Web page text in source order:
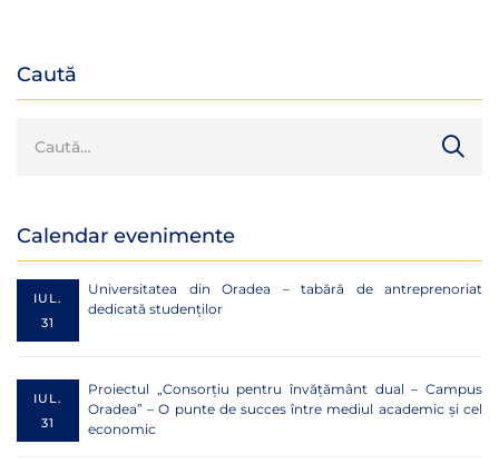
Științe Penale
Caută
Calendar evenimente
IUL.
31
Universitatea din Oradea – tabără de antreprenoriat
dedicată studenților
IUL.
31
Proiectul „Consorțiu pentru învățământ dual – Campus
Oradea” – O punte de succes între mediul academic și cel
economic